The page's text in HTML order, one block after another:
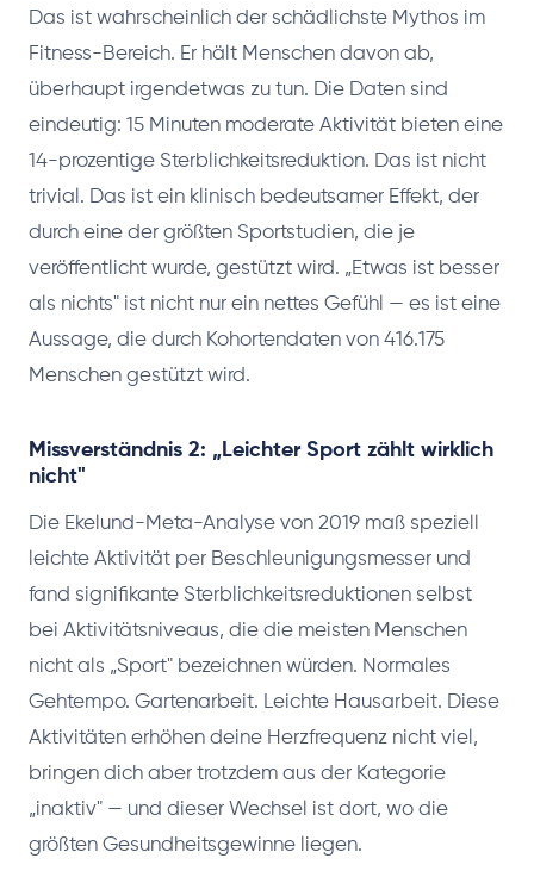
Das ist wahrscheinlich der schädlichste Mythos im
Fitness-Bereich. Er hält Menschen davon ab,
überhaupt irgendetwas zu tun. Die Daten sind
eindeutig: 15 Minuten moderate Aktivität bieten eine
14-prozentige Sterblichkeitsreduktion. Das ist nicht
trivial. Das ist ein klinisch bedeutsamer Effekt, der
durch eine der größten Sportstudien, die je
veröffentlicht wurde, gestützt wird. „Etwas ist besser
als nichts" ist nicht nur ein nettes Gefühl — es ist eine
Aussage, die durch Kohortendaten von 416.175
Menschen gestützt wird.
Missverständnis 2: „Leichter Sport zählt wirklich
nicht"
Die Ekelund-Meta-Analyse von 2019 maß speziell
leichte Aktivität per Beschleunigungsmesser und
fand signifikante Sterblichkeitsreduktionen selbst
bei Aktivitätsniveaus, die die meisten Menschen
nicht als „Sport" bezeichnen würden. Normales
Gehtempo. Gartenarbeit. Leichte Hausarbeit. Diese
Aktivitäten erhöhen deine Herzfrequenz nicht viel,
bringen dich aber trotzdem aus der Kategorie
„inaktiv" — und dieser Wechsel ist dort, wo die
größten Gesundheitsgewinne liegen.